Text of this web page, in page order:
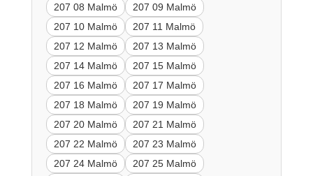
207 08 Malmö
207 09 Malmö
207 10 Malmö
207 11 Malmö
207 12 Malmö
207 13 Malmö
207 14 Malmö
207 15 Malmö
207 16 Malmö
207 17 Malmö
207 18 Malmö
207 19 Malmö
207 20 Malmö
207 21 Malmö
207 22 Malmö
207 23 Malmö
207 24 Malmö
207 25 Malmö